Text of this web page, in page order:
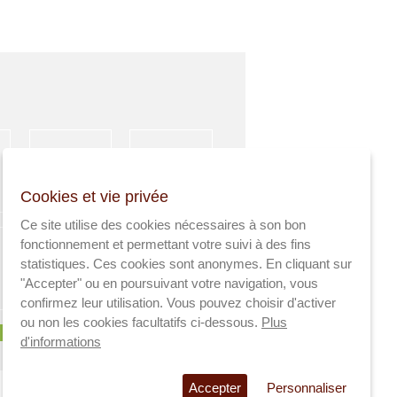
ACTIVITÉS
SPORTIVES
SANTÉ AGRICULTEURS
Cookies et vie privée
Ce site utilise des cookies nécessaires à son bon
fonctionnement et permettant votre suivi à des fins
statistiques. Ces cookies sont anonymes. En cliquant sur
"Accepter" ou en poursuivant votre navigation, vous
confirmez leur utilisation. Vous pouvez choisir d'activer
ou non les cookies facultatifs ci-dessous. Plus
d'informations
Accepter Personnaliser